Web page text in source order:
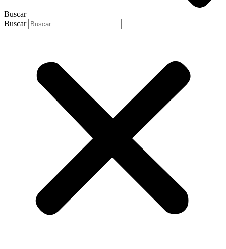
Buscar
Buscar